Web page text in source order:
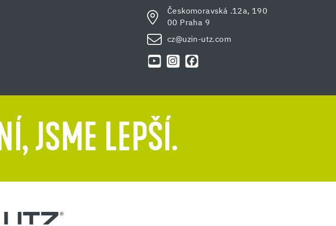
Českomoravská .12a, 190
00 Praha 9
cz@uzin-utz.com
JSME LEPŠÍ.